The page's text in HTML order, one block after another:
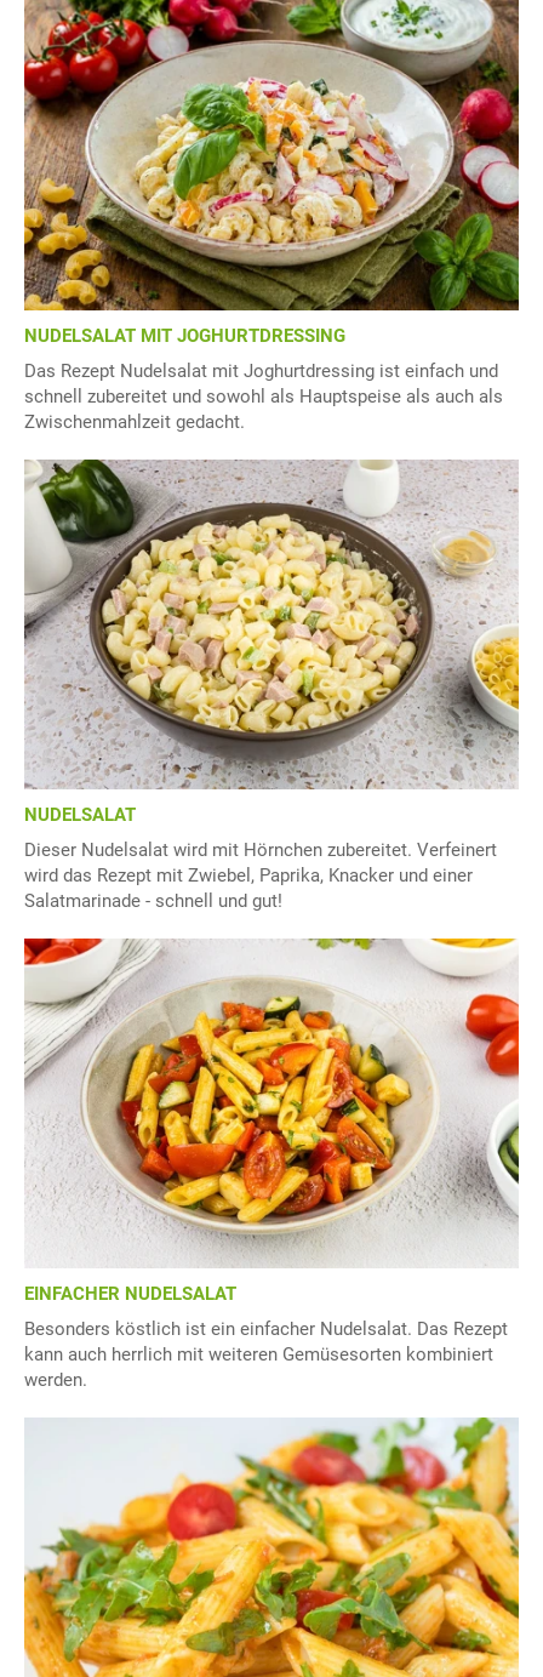
NUDELSALAT MIT JOGHURTDRESSING
Das Rezept Nudelsalat mit Joghurtdressing ist einfach und
schnell zubereitet und sowohl als Hauptspeise als auch als
Zwischenmahlzeit gedacht.
NUDELSALAT
Dieser Nudelsalat wird mit Hörnchen zubereitet. Verfeinert
wird das Rezept mit Zwiebel, Paprika, Knacker und einer
Salatmarinade - schnell und gut!
EINFACHER NUDELSALAT
Besonders köstlich ist ein einfacher Nudelsalat. Das Rezept
kann auch herrlich mit weiteren Gemüsesorten kombiniert
werden.